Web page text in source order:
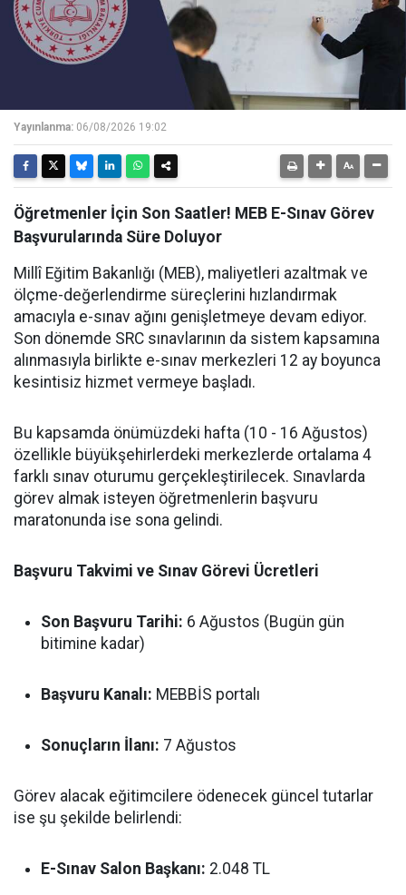
Yayınlanma: 06/08/2026 19:02
Öğretmenler İçin Son Saatler! MEB E-Sınav Görev
Başvurularında Süre Doluyor
Millî Eğitim Bakanlığı (MEB), maliyetleri azaltmak ve
ölçme-değerlendirme süreçlerini hızlandırmak
amacıyla e-sınav ağını genişletmeye devam ediyor.
Son dönemde SRC sınavlarının da sistem kapsamına
alınmasıyla birlikte e-sınav merkezleri 12 ay boyunca
kesintisiz hizmet vermeye başladı.
Bu kapsamda önümüzdeki hafta (10 - 16 Ağustos)
özellikle büyükşehirlerdeki merkezlerde ortalama 4
farklı sınav oturumu gerçekleştirilecek. Sınavlarda
görev almak isteyen öğretmenlerin başvuru
maratonunda ise sona gelindi.
Başvuru Takvimi ve Sınav Görevi Ücretleri
Son Başvuru Tarihi: 6 Ağustos (Bugün gün
bitimine kadar)
Başvuru Kanalı: MEBBİS portalı
Sonuçların İlanı: 7 Ağustos
Görev alacak eğitimcilere ödenecek güncel tutarlar
ise şu şekilde belirlendi:
E-Sınav Salon Başkanı: 2.048 TL